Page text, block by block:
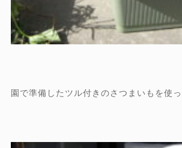
園で準備したツル付きのさつまいもを使っ